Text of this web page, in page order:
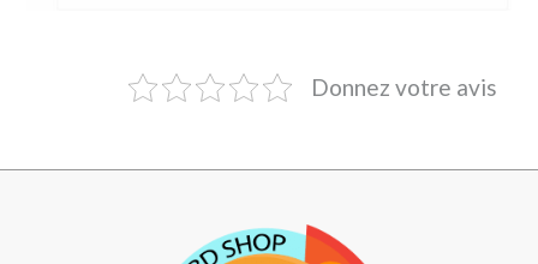
Donnez votre avis